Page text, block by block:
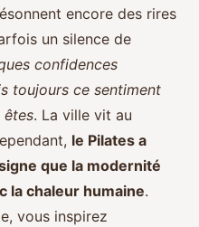
encore des rires
un silence de
confidences
toujours ce sentiment
êtes. La ville vit au
le Pilates a
que la modernité
la chaleur humaine.
vous inspirez